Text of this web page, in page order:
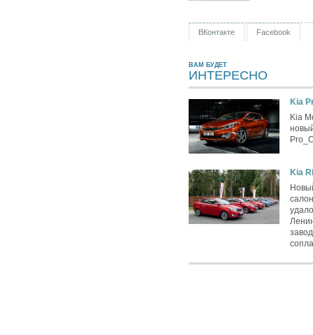
ВКонтакте Facebook
ВАМ БУДЕТ
ИНТЕРЕСНО
Kia
Kia
Kia